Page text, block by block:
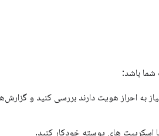
به احراز هویت دارند بررسی کنید و